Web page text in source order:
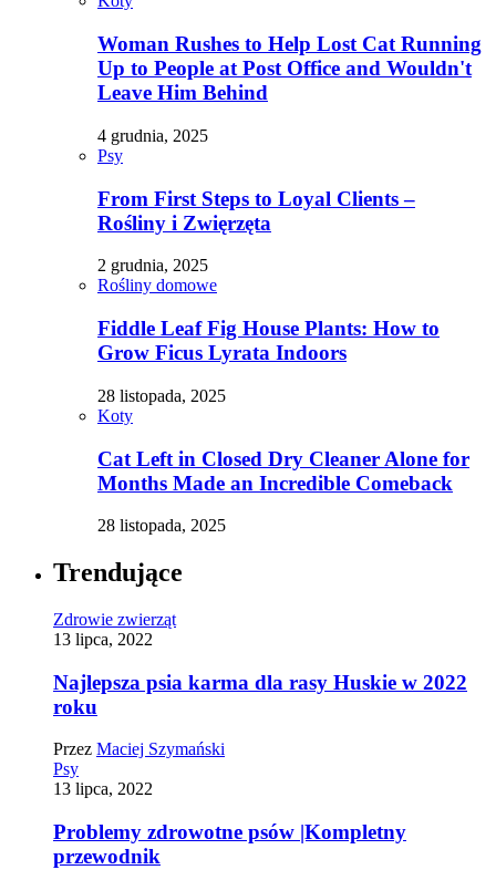
Woman Rushes to Help Lost Cat Running
Up to People at Post Office and Wouldn't
Leave Him Behind
4 grudnia, 2025
Psy
From First Steps to Loyal Clients –
Rośliny i Zwięrzęta
2 grudnia, 2025
Rośliny domowe
Fiddle Leaf Fig House Plants: How to
Grow Ficus Lyrata Indoors
28 listopada, 2025
Koty
Cat Left in Closed Dry Cleaner Alone for
Months Made an Incredible Comeback
28 listopada, 2025
Trendujące
Zdrowie zwierząt
13 lipca, 2022
Najlepsza psia karma dla rasy Huskie w 2022
roku
Przez Maciej Szymański
Psy
13 lipca, 2022
Problemy zdrowotne psów |Kompletny
przewodnik